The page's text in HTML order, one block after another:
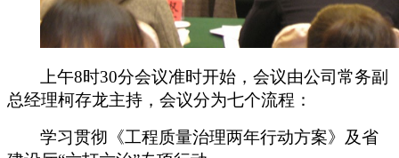
上午8时30分会议准时开始，会议由公司常务副
总经理柯存龙主持，会议分为七个流程：
学习贯彻《工程质量治理两年行动方案》及省